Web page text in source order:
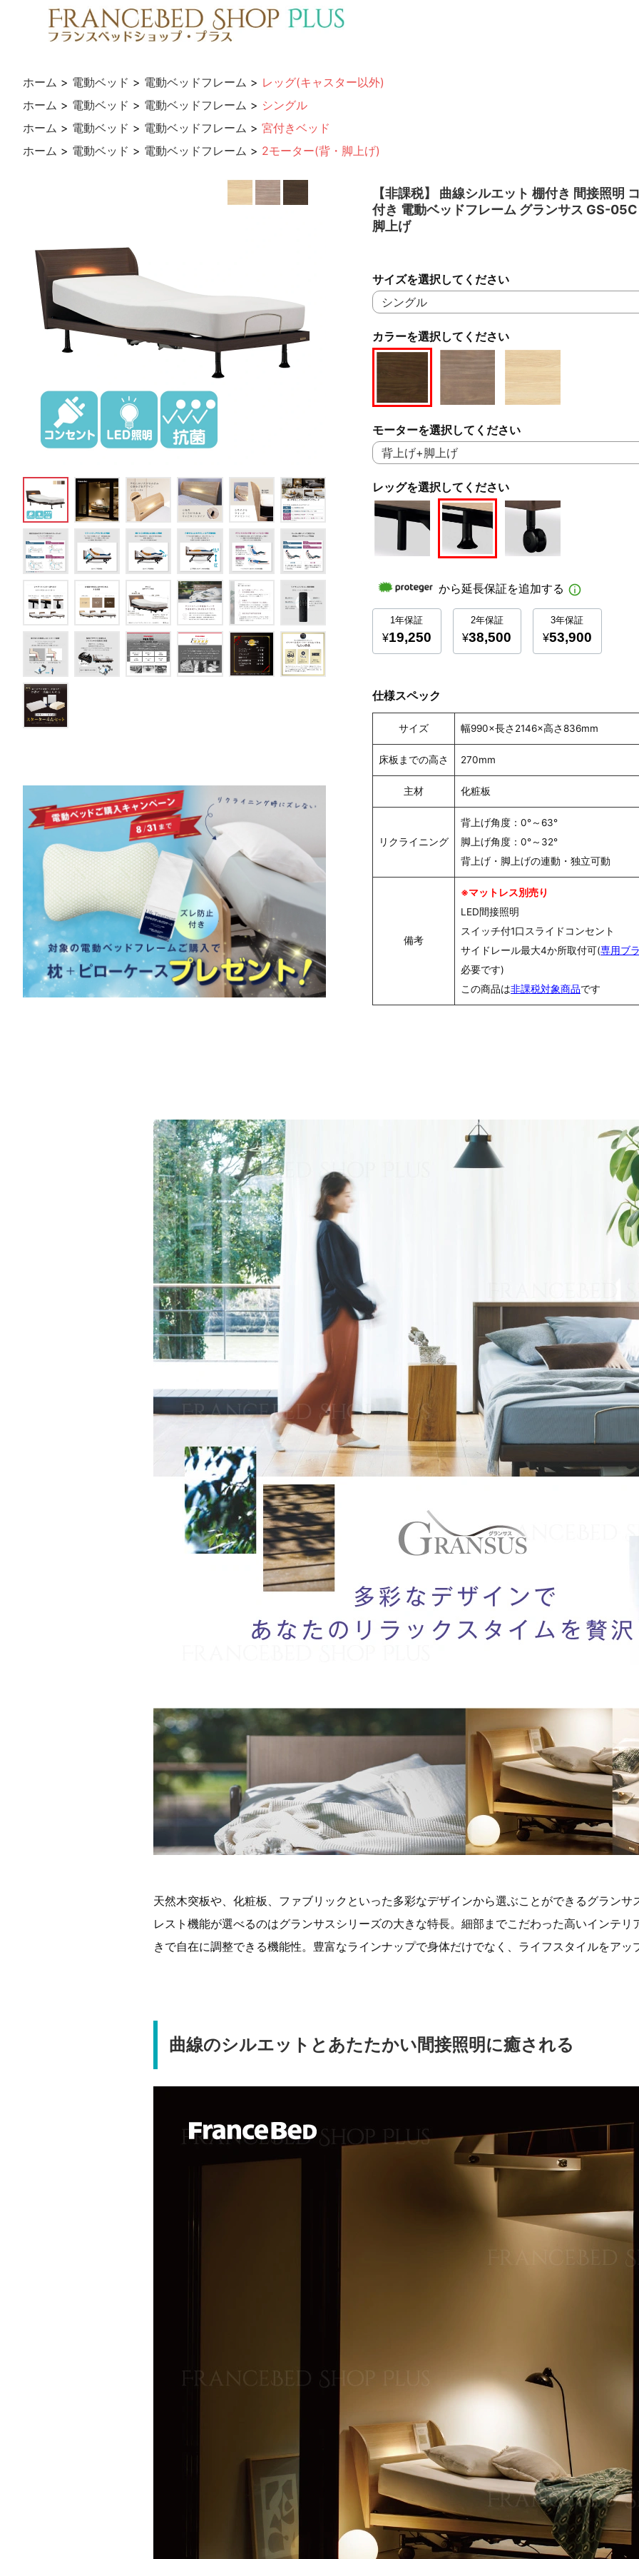
ホーム > 電動ベッド > 電動ベッドフレーム > レッグ(キャスター以外)
ホーム > 電動ベッド > 電動ベッドフレーム > シングル
ホーム > 電動ベッド > 電動ベッドフレーム > 宮付きベッド
ホーム > 電動ベッド > 電動ベッドフレーム > 2モーター(背・脚上げ)
【非課税】 曲線シルエット 棚付き 間接照明
付き 電動ベッドフレーム グランサス GS-05C
脚上げ
カラーを選択してください
サイズを選択してください
モーターを選択してください
レッグを選択してください
仕様スペック
サイズ 幅990×長さ2146×高さ836mm
床板までの高さ 270mm
主材 化粧板
リクライニング
背上げ角度：0°～63°
脚上げ角度：0°～32°
背上げ・脚上げの連動・独立可動
備考
※マットレス別売り
LED間接照明
スイッチ付1口スライドコンセント
サイドレール最大4か所取付可(専用ブ
必要です)
この商品は非課税対象商品です
天然木突板や、化粧板、ファブリックといった多彩なデザインから選ぶことができるグランサ
レスト機能が選べるのはグランサスシリーズの大きな特長。細部までこだわった高いインテリ
きで自在に調整できる機能性。豊富なラインナップで身体だけでなく、ライフスタイルをアッ
曲線のシルエットとあたたかい間接照明に癒される